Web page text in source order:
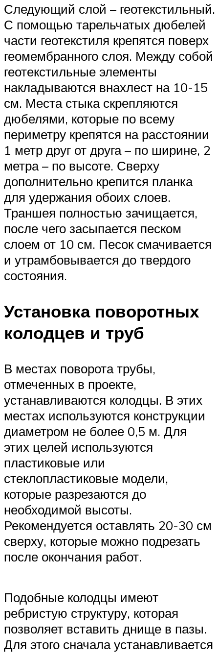
Следующий слой – геотекстильный.
С помощью тарельчатых дюбелей
части геотекстиля крепятся поверх
геомембранного слоя. Между собой
геотекстильные элементы
накладываются внахлест на 10-15
см. Места стыка скрепляются
дюбелями, которые по всему
периметру крепятся на расстоянии
1 метр друг от друга – по ширине, 2
метра – по высоте. Сверху
дополнительно крепится планка
для удержания обоих слоев.
Траншея полностью зачищается,
после чего засыпается песком
слоем от 10 см. Песок смачивается
и утрамбовывается до твердого
состояния.
Установка поворотных
колодцев и труб
В местах поворота трубы,
отмеченных в проекте,
устанавливаются колодцы. В этих
местах используются конструкции
диаметром не более 0,5 м. Для
этих целей используются
пластиковые или
стеклопластиковые модели,
которые разрезаются до
необходимой высоты.
Рекомендуется оставлять 20-30 см
сверху, которые можно подрезать
после окончания работ.
Подобные колодцы имеют
ребристую структуру, которая
позволяет вставить днище в пазы.
Для этого сначала устанавливается